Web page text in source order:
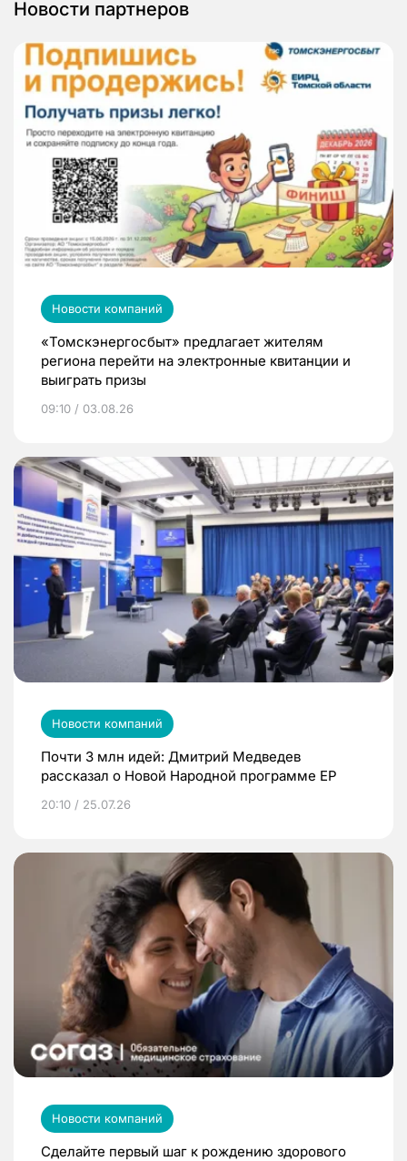
Новости партнеров
Новости компаний
«Томскэнергосбыт» предлагает жителям
региона перейти на электронные квитанции и
выиграть призы
09:10 / 03.08.26
Новости компаний
Почти 3 млн идей: Дмитрий Медведев
рассказал о Новой Народной программе ЕР
20:10 / 25.07.26
Новости компаний
Сделайте первый шаг к рождению здорового